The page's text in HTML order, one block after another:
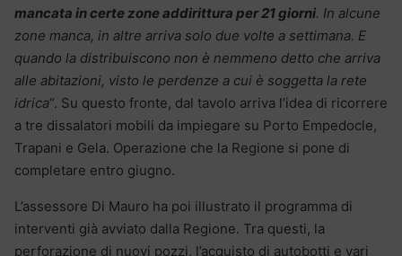
mancata in certe zone addirittura per 21 giorni. In alcune
zone manca, in altre arriva solo due volte a settimana. E
quando la distribuiscono non è nemmeno detto che arriva
alle abitazioni, visto le perdenze a cui è soggetta la rete
idrica“. Su questo fronte, dal tavolo arriva l’idea di ricorrere
a tre dissalatori mobili da impiegare su Porto Empedocle,
Trapani e Gela. Operazione che la Regione si pone di
completare entro giugno.
L’assessore Di Mauro ha poi illustrato il programma di
interventi già avviato dalla Regione. Tra questi, la
perforazione di nuovi pozzi, l’acquisto di autobotti e vari